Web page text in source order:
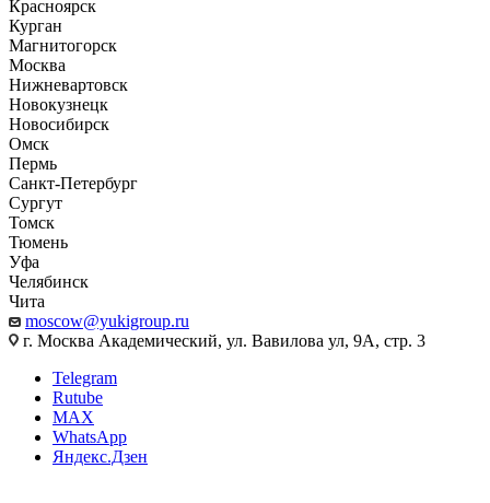
Красноярск
Курган
Магнитогорск
Москва
Нижневартовск
Новокузнецк
Новосибирск
Омск
Пермь
Санкт-Петербург
Сургут
Томск
Тюмень
Уфа
Челябинск
Чита
moscow@yukigroup.ru
г. Москва Академический, ул. Вавилова ул, 9А, стр. 3
Telegram
Rutube
MAX
WhatsApp
Яндекс.Дзен